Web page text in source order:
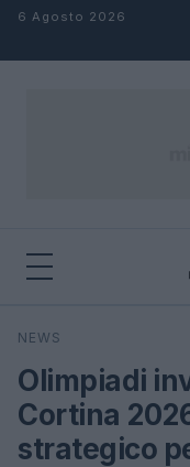
Salta al contenuto
6 Agosto 2026
Cerca
NEWS
Olimpiadi
Cortina
strategico